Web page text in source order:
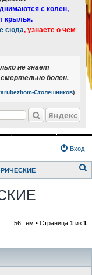
с колен,
крылья.
сюда, узнаете о чем
не знает
болен.
Столешников)
Яндекс
Вход
Расширенный поиск
56 тем • Страница 1 из 1